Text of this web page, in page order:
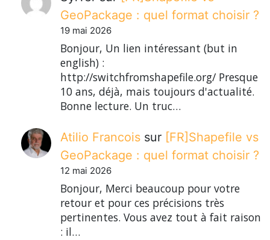
GeoPackage : quel format choisir ?
19 mai 2026
Bonjour, Un lien intéressant (but in
english) :
http://switchfromshapefile.org/ Presque
10 ans, déjà, mais toujours d'actualité.
Bonne lecture. Un truc…
Atilio Francois sur [FR]Shapefile vs
GeoPackage : quel format choisir ?
12 mai 2026
Bonjour, Merci beaucoup pour votre
retour et pour ces précisions très
pertinentes. Vous avez tout à fait raison
: il…